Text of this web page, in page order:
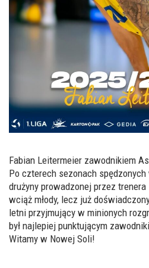
Fabian Leitermeier zawodnikiem
Po czterech sezonach
drużyny prowadzonej przez trenera
wciąż młody, lecz już
letni przyjmujący w minionych
był najlepiej punktującym
Witamy w Nowej Soli!